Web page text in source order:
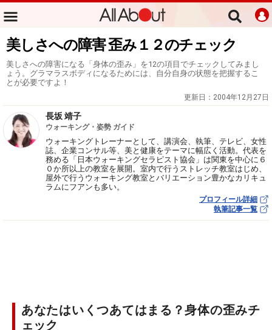
美しさへの障害 歪み１２のチェック
美しさへの障害になる「身体の歪み」を12の項目でチェックしてみまし
ょう。グラマラスボディになるためには、自分自身の状態を把握するこ
とが必要ですよ！
更新日： 2004年12月27日
長坂 靖子
ウォーキング・姿勢 ガイド
ウォーキングトレーナーとして、講演会、執筆、テレビ、女性
誌、企業コンサル等、美と健康をテーマに幅広く活動。代表を
務める「日本ウォーキングセラピスト協会」は関東を中心に６
０か所以上の教室を展開。室内で行うストレッチ教室はじめ、
屋外で行うウォーキング教室とバリエーション豊かなカリキュ
ラムにフアンも多い。
プロフィール詳細
執筆記事一覧
あなたはいくつあてはまる？身体の歪みチ
ェック